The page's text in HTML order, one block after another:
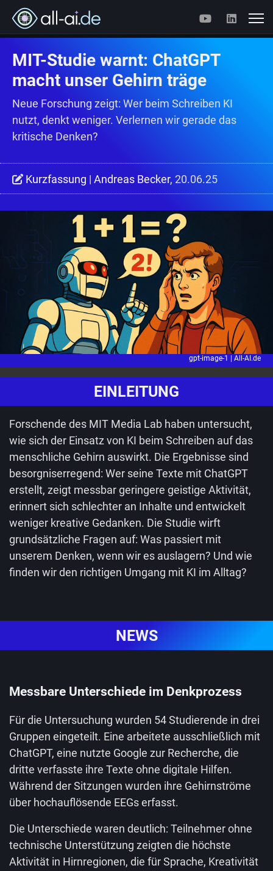
MIT-Studie warnt: ChatGPT
macht unser Gehirn träge
Neue Forschung zeigt: Wer beim Schreiben KI
nutzt, denkt weniger. Verlernen wir gerade das
kritische Denken?
Kurzfassung | Andreas Becker, 20.06.25
gpt-image-1 | All-AI.de
EINLEITUNG
Forschende des MIT Media Lab haben untersucht,
wie sich der Einsatz von KI beim Schreiben auf das
menschliche Gehirn auswirkt. Die Ergebnisse sind
besorgniserregend: Wer seine Texte mit ChatGPT
erstellt, zeigt messbar geringere geistige Aktivität,
erinnert sich schlechter an Inhalte und entwickelt
weniger kreative Gedanken. Die Studie wirft
grundsätzliche Fragen auf: Was passiert mit
unserem Denken, wenn wir es auslagern? Und wie
finden wir den richtigen Umgang mit KI im Alltag?
NEWS
Messbare Unterschiede im Denkprozess
Für die Untersuchung wurden 54 Studierende in drei
Gruppen eingeteilt. Eine arbeitete ausschließlich mit
ChatGPT, eine nutzte Google zur Recherche, die
dritte verfasste ihre Texte ohne digitale Hilfen.
Während der Sitzungen wurden ihre Gehirnströme
über hochauflösende EEGs erfasst.
Die Unterschiede waren deutlich: Teilnehmer ohne
technische Unterstützung zeigten die höchste
Aktivität in Hirnregionen, die für Sprache, Kreativität